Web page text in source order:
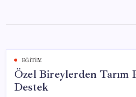
content
EĞITIM
Özel Bireylerden Tarım
Destek